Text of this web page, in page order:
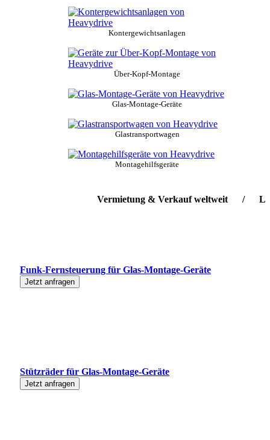
Kontergewichtsanlagen
Über-Kopf-Montage
Glas-Montage-Geräte
Glastransportwagen
Montagehilfsgeräte
Vermietung & Verkauf weltweit /
Funk-Fernsteuerung für Glas-Montage-Geräte
Jetzt anfragen
Stützräder für Glas-Montage-Geräte
Jetzt anfragen